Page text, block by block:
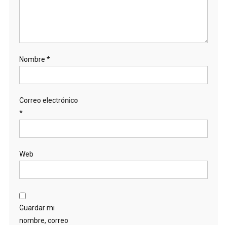
Nombre *
Correo electrónico
*
Web
Guardar mi
nombre, correo